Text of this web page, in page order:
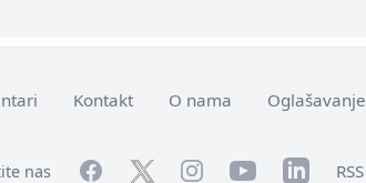
Kontakt O nama Oglašavanje
nas FacebookTwitterInstagramYouTubeLinkedInRSS